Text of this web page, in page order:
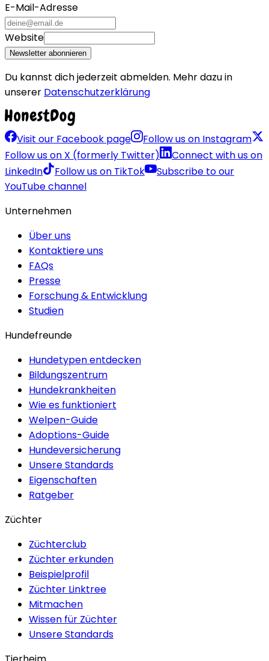
E-Mail-Adresse
Website
Newsletter abonnieren
Du kannst dich jederzeit abmelden. Mehr dazu in
unserer Datenschutzerklärung
Visit our Facebook page
Follow us on Instagram
Follow us on X (formerly Twitter)
Connect with us on
LinkedIn
Follow us on TikTok
Subscribe to our
YouTube channel
Unternehmen
Über uns
Kontaktiere uns
FAQs
Presse
Forschung & Entwicklung
Studien
Hundefreunde
Hundetypen entdecken
Bildungszentrum
Hundekrankheiten
Wie es funktioniert
Welpen-Guide
Adoptions-Guide
Hundeversicherung
Unsere Standards
Eigenschaften
Ratgeber
Züchter
Züchterclub
Züchter erkunden
Beispielprofil
Züchter Linktree
Mitmachen
Wissen für Züchter
Unsere Standards